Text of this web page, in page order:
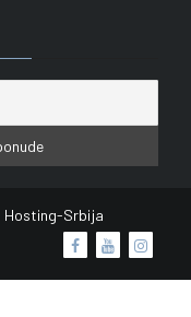
Hosting-Srbija